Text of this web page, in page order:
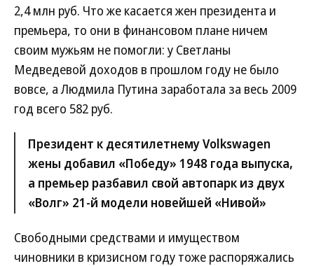
2,4 млн руб. Что же касается жен президента и
премьера, то они в финансовом плане ничем
своим мужьям не помогли: у Светланы
Медведевой доходов в прошлом году не было
вовсе, а Людмила Путина заработала за весь 2009
год всего 582 руб.
Президент к десятилетнему Volkswagen
жены добавил «Победу» 1948 года выпуска,
а премьер разбавил свой автопарк из двух
«Волг» 21-й модели новейшей «Нивой»
Свободными средствами и имуществом
чиновники в кризисном году тоже распоряжались